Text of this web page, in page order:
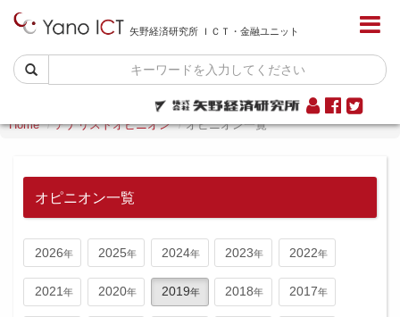
矢野経済研究所 ＩＣＴ・金融ユニット
Home アナリストオピニオン オピニオン一覧
オピニオン一覧
2026 2025 2024 2023 2022
2021 2020 2019 2018 2017